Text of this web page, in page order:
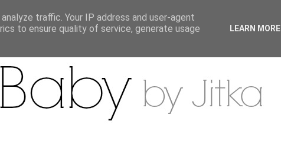
.
traffic. Your IP address and user-agent
to ensure quality of service, generate usage
LEARN MORE